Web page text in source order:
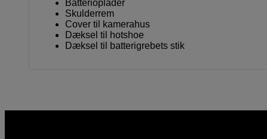
Batterioplader
Skulderrem
Cover til kamerahus
Dæksel til hotshoe
Dæksel til batterigrebets stik